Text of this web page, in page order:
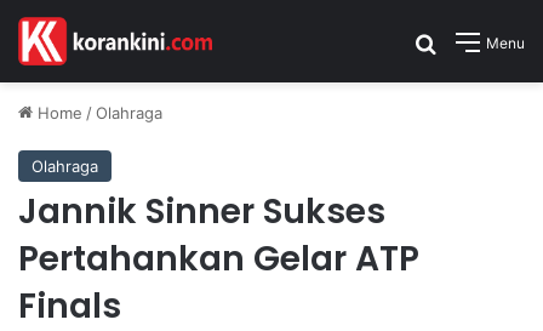
Menu
Search for
Home /Olahraga
Olahraga
Jannik Sinner Sukses
Pertahankan Gelar ATP
Finals